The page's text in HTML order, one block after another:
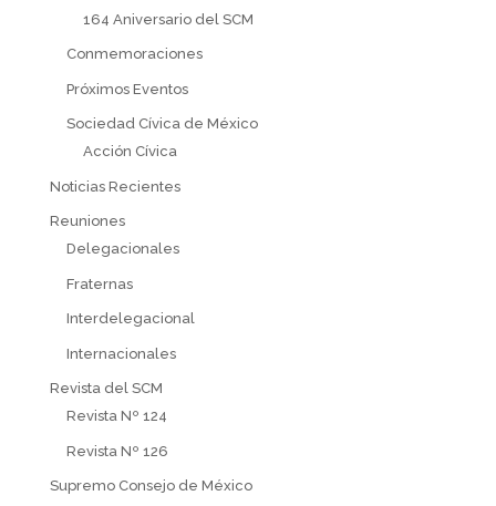
164 Aniversario del SCM
Conmemoraciones
Próximos Eventos
Sociedad Cívica de México
Acción Cívica
Noticias Recientes
Reuniones
Delegacionales
Fraternas
Interdelegacional
Internacionales
Revista del SCM
Revista Nº 124
Revista Nº 126
Supremo Consejo de México